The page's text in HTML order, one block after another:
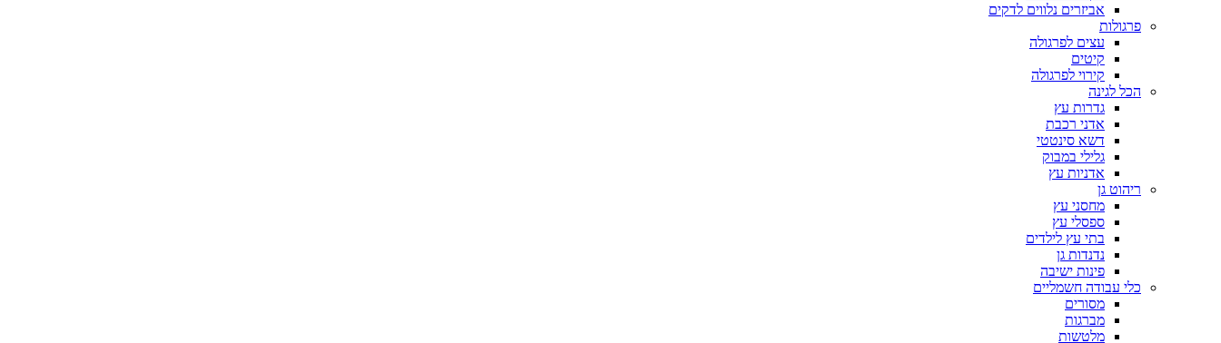
אביזרים נלווים לדקים
פרגולות
עצים לפרגולה
קיטים
קירוי לפרגולה
הכל לגינה
גדרות עץ
אדני רכבת
דשא סינטטי
גלילי במבוק
אדניות עץ
ריהוט גן
מחסני עץ
ספסלי עץ
בתי עץ לילדים
נדנדות גן
פינות ישיבה
כלי עבודה חשמליים
מסורים
מברגות
מלטשות